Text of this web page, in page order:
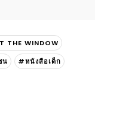
THE WINDOW
น
#หนังสือเด็ก